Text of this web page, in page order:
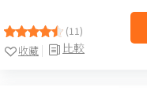
(11)
比較
收藏